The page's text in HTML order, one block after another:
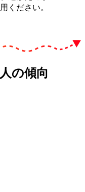
ください。
の傾向